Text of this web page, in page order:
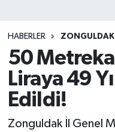
HABERLER ZONGULDAK
50
Liraya 49
Edildi!
Zonguldak İl Genel
DÜZCE
EREĞLİ